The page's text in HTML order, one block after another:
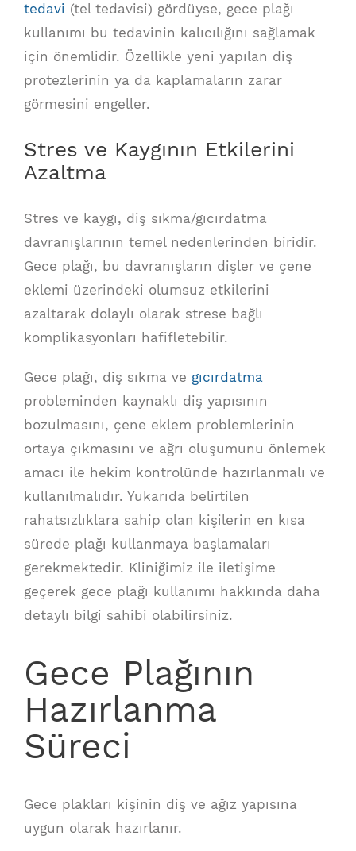
tedavi (tel tedavisi) gördüyse, gece plağı
kullanımı bu tedavinin kalıcılığını sağlamak
için önemlidir. Özellikle yeni yapılan diş
protezlerinin ya da kaplamaların zarar
görmesini engeller.
Stres ve Kaygının Etkilerini
Azaltma
Stres ve kaygı, diş sıkma/gıcırdatma
davranışlarının temel nedenlerinden biridir.
Gece plağı, bu davranışların dişler ve çene
eklemi üzerindeki olumsuz etkilerini
azaltarak dolaylı olarak strese bağlı
komplikasyonları hafifletebilir.
Gece plağı, diş sıkma ve gıcırdatma
probleminden kaynaklı diş yapısının
bozulmasını, çene eklem problemlerinin
ortaya çıkmasını ve ağrı oluşumunu önlemek
amacı ile hekim kontrolünde hazırlanmalı ve
kullanılmalıdır. Yukarıda belirtilen
rahatsızlıklara sahip olan kişilerin en kısa
sürede plağı kullanmaya başlamaları
gerekmektedir. Kliniğimiz ile iletişime
geçerek gece plağı kullanımı hakkında daha
detaylı bilgi sahibi olabilirsiniz.
Gece Plağının
Hazırlanma
Süreci
Gece plakları kişinin diş ve ağız yapısına
uygun olarak hazırlanır.